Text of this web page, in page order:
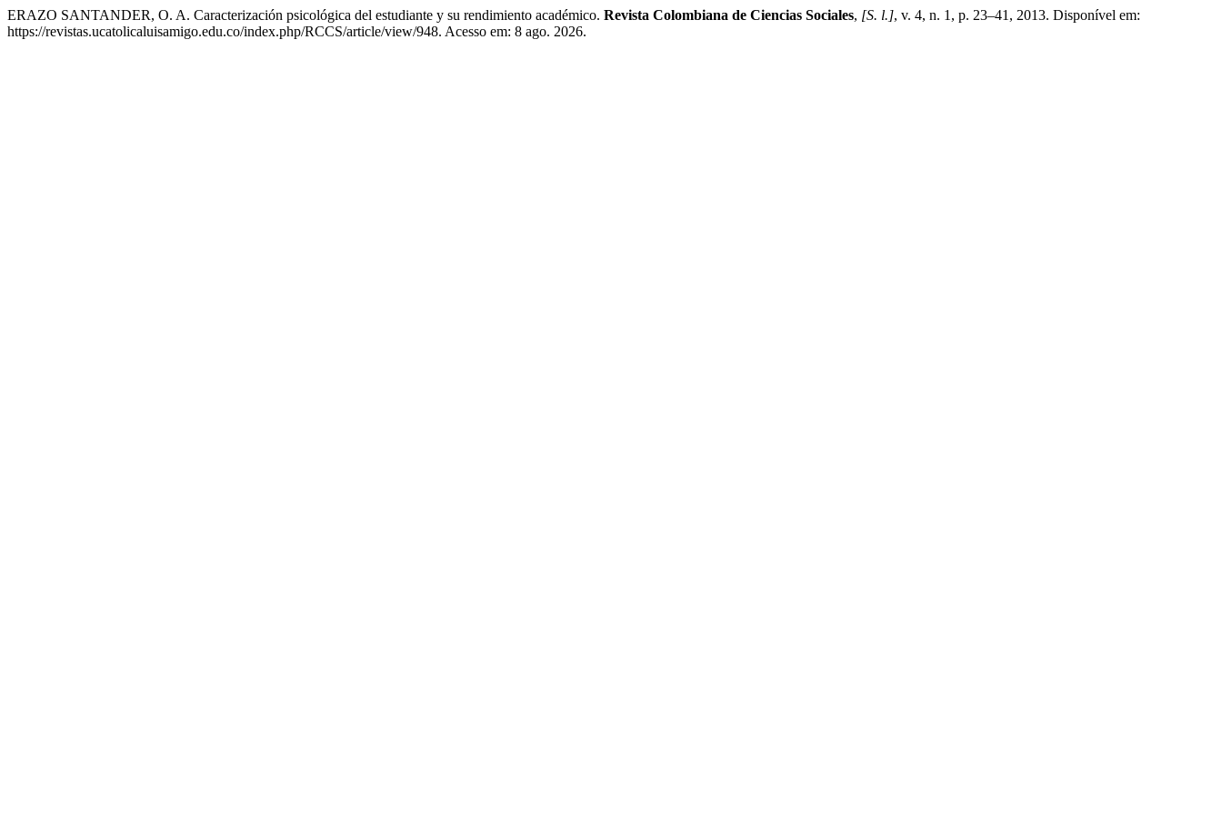
ERAZO SANTANDER, O. A. Caracterización psicológica del estudiante y su rendimiento académico. Revista Colombiana de Ciencias Sociales, [S. l.], v. 4, n. 1, p. 23–41, 2013. Disponível em:
https://revistas.ucatolicaluisamigo.edu.co/index.php/RCCS/article/view/948. Acesso em: 8 ago. 2026.